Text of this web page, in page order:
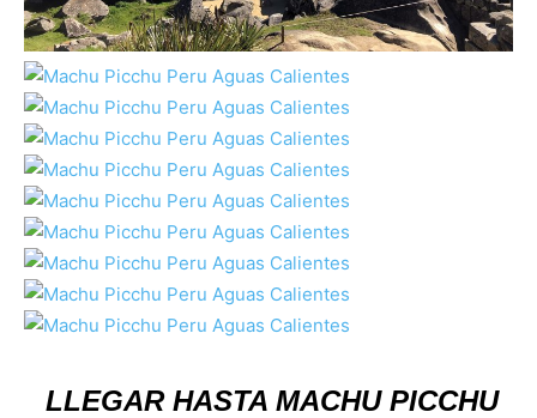
LLEGAR HASTA MACHU PICCHU